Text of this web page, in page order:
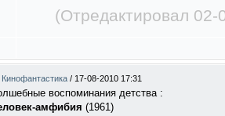
(Отредактировал
Кинофантастика / 17-08-2010 17:31
воспоминания детства :
амфибия (1961)